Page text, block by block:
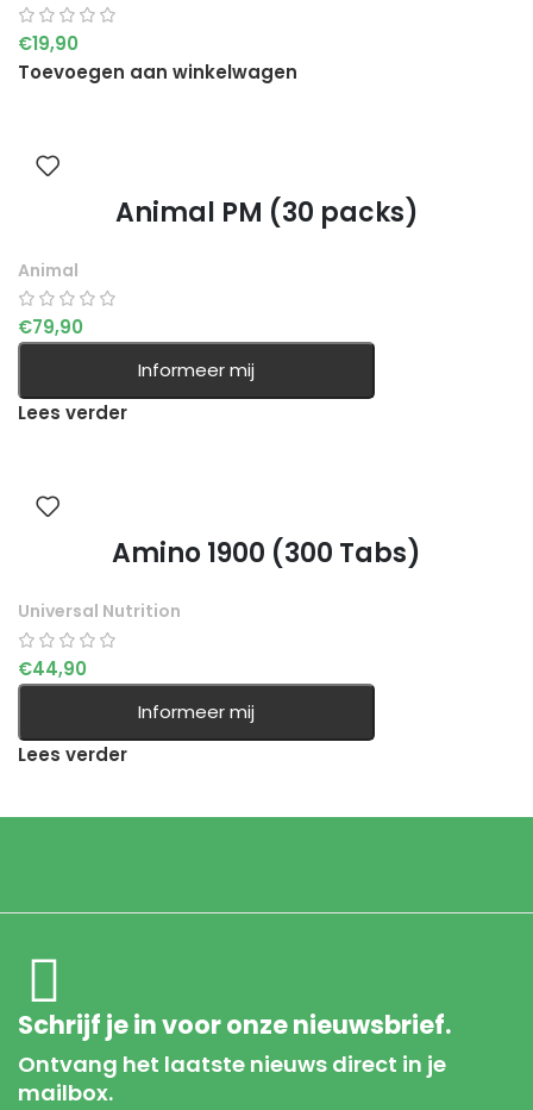
€19,90
Toevoegen aan winkelwagen
Animal PM (30 packs)
Animal
€79,90
Informeer mij
Lees verder
Amino 1900 (300 Tabs)
Universal Nutrition
€44,90
Informeer mij
Lees verder
Schrijf je in voor onze nieuwsbrief.
Ontvang het laatste nieuws direct in je
mailbox.